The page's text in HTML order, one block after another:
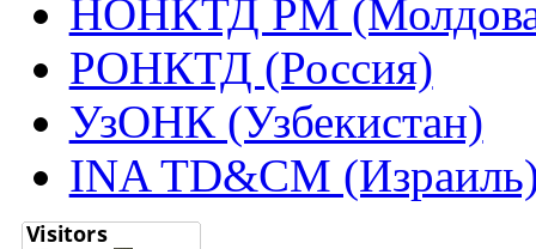
НОНКТД РМ
РОНКТД (Россия)
УзОНК (Узбекистан)
INA TD&CM